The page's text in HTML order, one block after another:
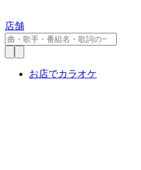
店舗
お店でカラオケ